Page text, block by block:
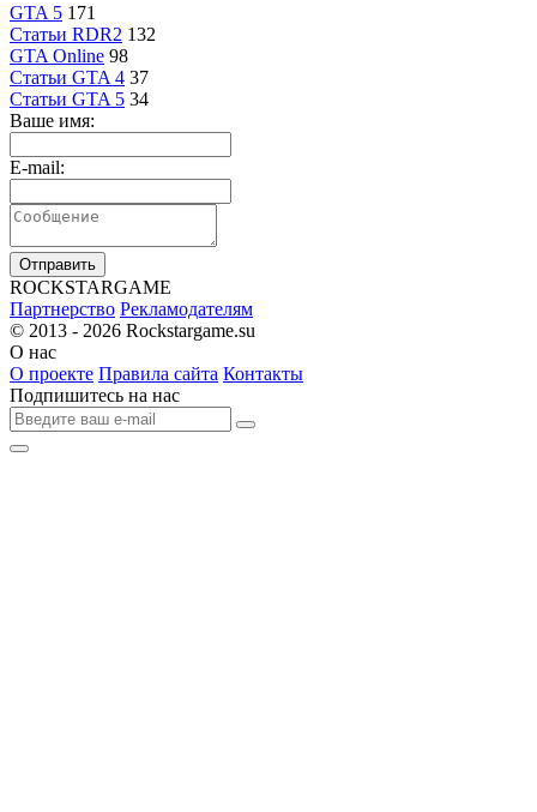
GTA 5 171
Статьи RDR2 132
GTA Online 98
Статьи GTA 4 37
Статьи GTA 5 34
Ваше имя:
E-mail:
Отправить
ROCKSTARGAME
Партнерство Рекламодателям
© 2013 - 2026 Rockstargame.su
О нас
О проекте Правила сайта Контакты
Подпишитесь на нас